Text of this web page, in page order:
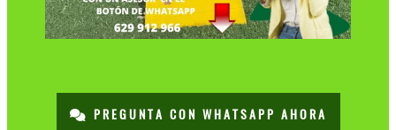
PREGUNTA CON WHATSAPP AHORA